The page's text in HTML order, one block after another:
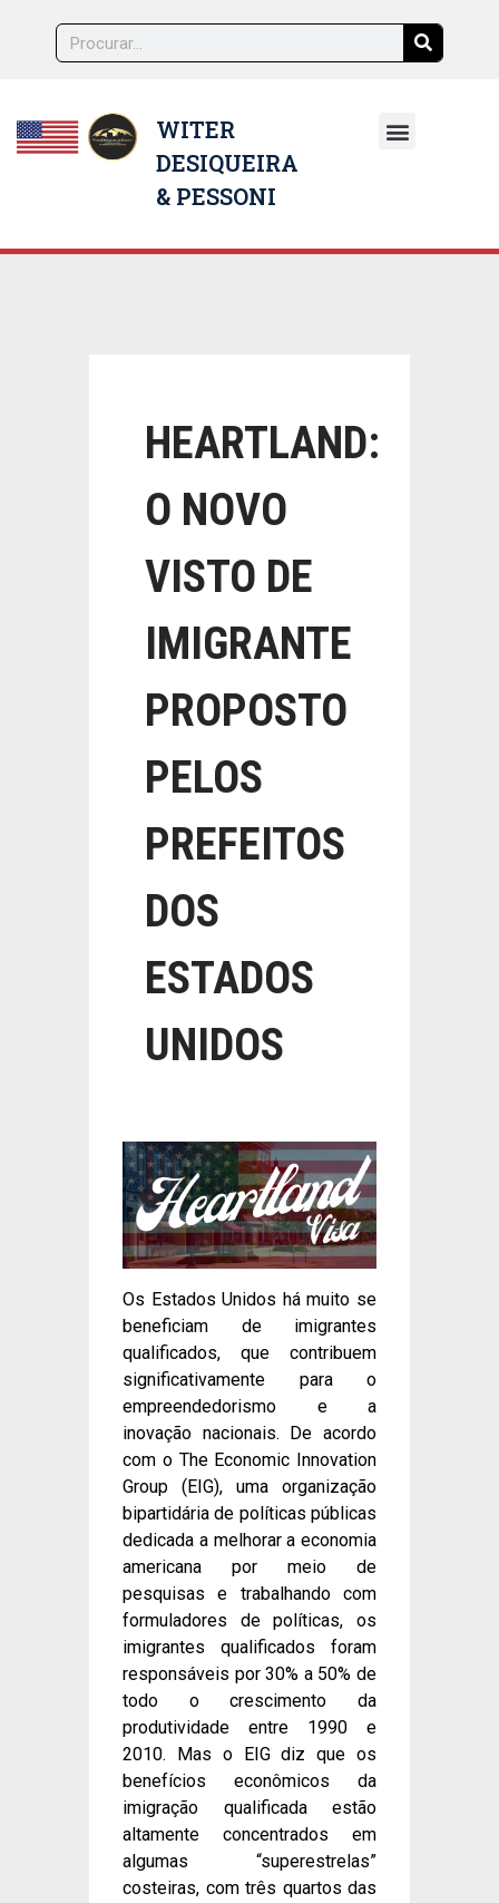
WITER
DESIQUEIRA
& PESSONI
HEARTLAND:
O NOVO
VISTO DE
IMIGRANTE
PROPOSTO
PELOS
PREFEITOS
DOS
ESTADOS
UNIDOS
Os Estados Unidos há muito se
beneficiam de imigrantes
qualificados, que contribuem
significativamente para o
empreendedorismo e a
inovação nacionais. De acordo
com o The Economic Innovation
Group (EIG), uma organização
bipartidária de políticas públicas
dedicada a melhorar a economia
americana por meio de
pesquisas e trabalhando com
formuladores de políticas, os
imigrantes qualificados foram
responsáveis por 30% a 50% de
todo o crescimento da
produtividade entre 1990 e
2010. Mas o EIG diz que os
benefícios econômicos da
imigração qualificada estão
altamente concentrados em
algumas “superestrelas”
costeiras, com três quartos das